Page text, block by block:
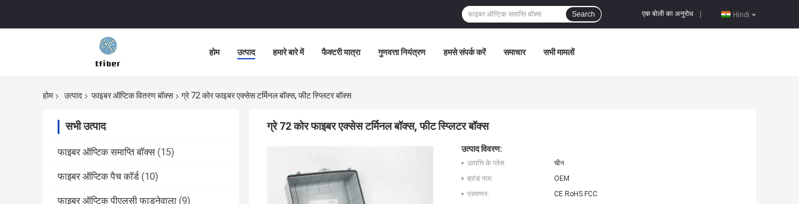
Hindi
एक बोली का अनुरोध
Search
होम उत्पाद हमारे बारे में फैक्टरी यात्रा गुणवत्ता नियंत्रण हमसे संपर्क करें समाचार सभी मामलों
होम उत्पाद फाइबर ऑप्टिक वितरण बॉक्स ग्रे 72 कोर फाइबर एक्सेस टर्मिनल बॉक्स, फीट स्प्लिटर बॉक्स
सभी उत्पाद
फाइबर ऑप्टिक समाप्ति बॉक्स (15)
फाइबर ऑप्टिक पैच कॉर्ड (10)
फाइबर ऑप्टिक पीएलसी फाड़नेवाला (9)
ग्रे 72 कोर फाइबर एक्सेस टर्मिनल बॉक्स, फीट स्प्लिटर बॉक्स
उत्पाद विवरण:
उत्पत्ति के प्लेस:
चीन
ब्रांड नाम:
OEM
प्रमाणन:
CE RoHS FCC